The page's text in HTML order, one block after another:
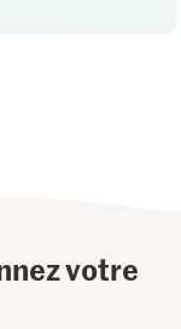
votre